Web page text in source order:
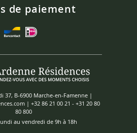
de paiement
37, B-6900 Marche-en-Famenne |
| +32 86 21 00 21 - +31 20 80
80 800
au vendredi de 9h à 18h